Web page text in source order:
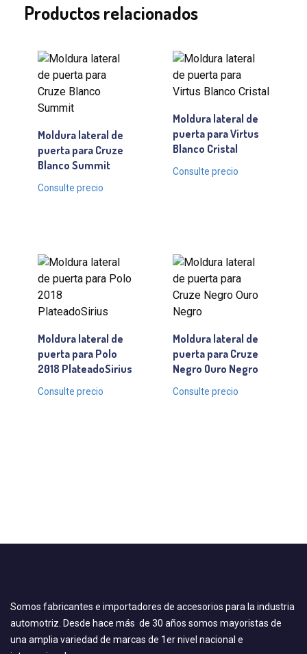
Productos relacionados
Moldura lateral de
puerta para Cruze
Blanco Summit
Consulte precio
Moldura lateral de
puerta para Virtus
Blanco Cristal
Consulte precio
Moldura lateral de
puerta para Polo
2018 PlateadoSirius
Consulte precio
Moldura lateral de
puerta para Cruze
Negro Ouro Negro
Consulte precio
Somos fabricantes e importadores de accesorios para la industria
automotriz. Desde hace más de 30 años somos mayoristas de
una amplia variedad de marcas de 1er nivel nacional e